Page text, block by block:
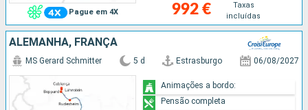
Pague em 4X 992 €
Taxas
incluídas
ALEMANHA, FRANÇA
MS Gerard Schmitter 5 d Estrasburgo 06/08/2027
Animações a bordo:
Pensão completa